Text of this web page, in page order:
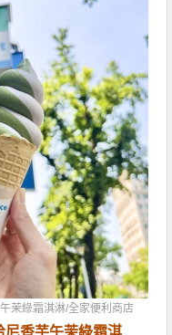
茉綠霜淇淋/全家便利商店
尼香芋午茉綠霜淇